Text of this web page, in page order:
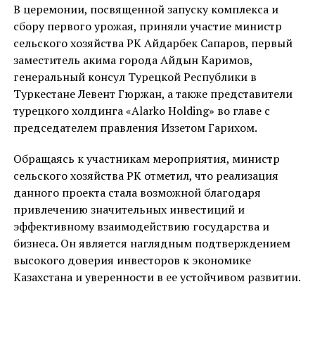
В церемонии, посвященной запуску комплекса и
сбору первого урожая, приняли участие министр
сельского хозяйства РК Айдарбек Сапаров, первый
заместитель акима города Айдын Каримов,
генеральный консул Турецкой Республики в
Туркестане Левент Гюржан, а также представители
турецкого холдинга «Alarko Holding» во главе с
председателем правления Иззетом Гарихом.
Обращаясь к участникам мероприятия, министр
сельского хозяйства РК отметил, что реализация
данного проекта стала возможной благодаря
привлечению значительных инвестиций и
эффективному взаимодействию государства и
бизнеса. Он является наглядным подтверждением
высокого доверия инвесторов к экономике
Казахстана и уверенности в ее устойчивом развитии.